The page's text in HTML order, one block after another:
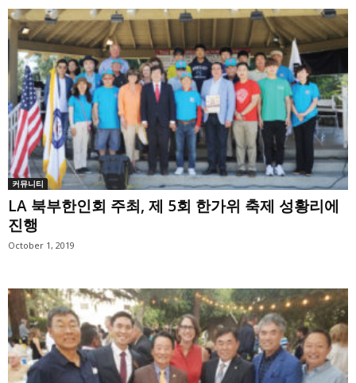
커뮤니티
LA 북부한인회 주최, 제 5회 한가위 축제 성황리에
진행
October 1, 2019